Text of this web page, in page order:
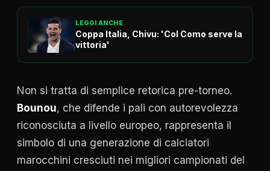
LEGGI ANCHE
Coppa Italia, Chivu: 'Col Como serve la
vittoria'
Non si tratta di semplice retorica pre-torneo.
Bounou, che difende i pali con autorevolezza
riconosciuta a livello europeo, rappresenta il
simbolo di una generazione di calciatori
marocchini cresciuti nei migliori campionati del